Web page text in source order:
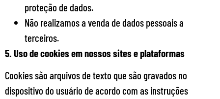
proteção de dados.
Não realizamos a venda de dados pessoais a
terceiros.
5. Uso de cookies em nossos sites e plataformas
Cookies são arquivos de texto que são gravados no
dispositivo do usuário de acordo com as instruções